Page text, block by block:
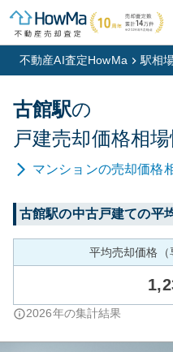
不動産AI査定HowMa 駅相
古館駅の
戸建売却価格相場
マンションの売却価格
古館駅の中古戸建ての平
平均売却価格（
2026年の集計結果